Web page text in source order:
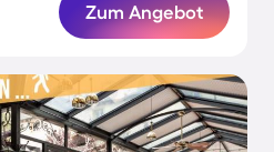
Zum Angebot